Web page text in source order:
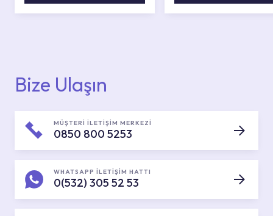
Bize Ulaşın
MÜŞTERİ İLETİŞİM MERKEZİ
0850 800 5253
WHATSAPP İLETİŞİM HATTI
0(532) 305 52 53